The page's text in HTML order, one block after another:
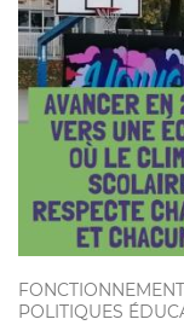
POLITIQUES